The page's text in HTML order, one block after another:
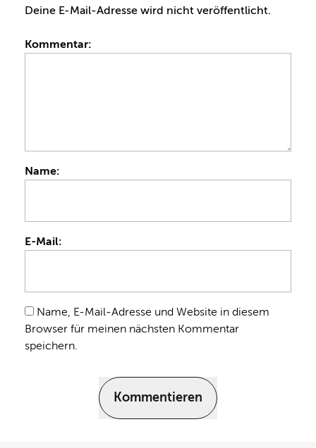
Deine E-Mail-Adresse wird nicht veröffentlicht.
Kommentar:
Name:
E-Mail:
Name, E-Mail-Adresse und Website in diesem
Browser für meinen nächsten Kommentar
speichern.
Kommentieren